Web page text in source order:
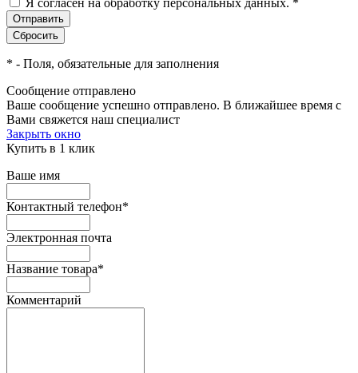
* - Поля, обязательные для заполнения
Сообщение отправлено
Ваше сообщение успешно отправлено. В ближайшее время с
Вами свяжется наш специалист
Закрыть окно
Купить в 1 клик
Ваше имя
Контактный телефон*
Электронная почта
Название товара*
Комментарий